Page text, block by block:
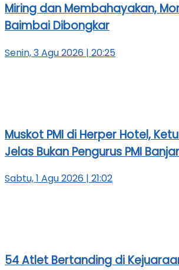
Miring dan Membahayakan,
Baimbai Dibongkar
Senin, 3 Agu 2026 | 20:25
Muskot PMI di Herper Hotel,
Jelas Bukan Pengurus PMI
Sabtu, 1 Agu 2026 | 21:02
54 Atlet Bertanding di